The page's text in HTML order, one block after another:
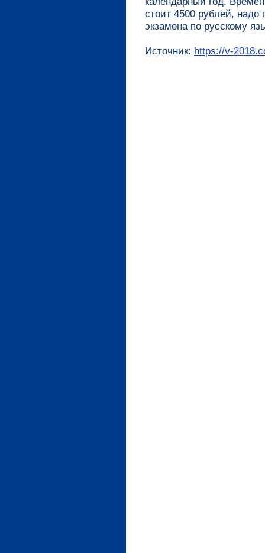
стоит 4500 рублей, надо
экзамена по русскому
Источник: https://v-